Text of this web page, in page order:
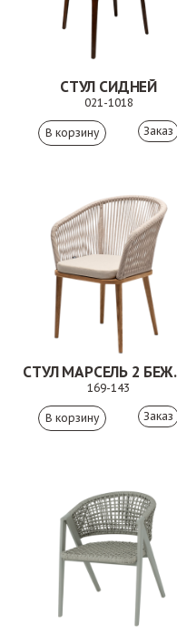
СТУЛ СИДНЕЙ
021-1018
Заказ
169-143
Заказ